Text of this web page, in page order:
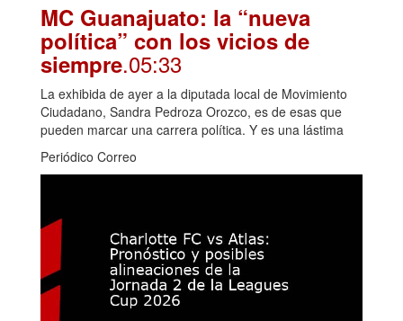
MC Guanajuato: la “nueva
política” con los vicios de
siempre.05:33
La exhibida de ayer a la diputada local de Movimiento
Ciudadano, Sandra Pedroza Orozco, es de esas que
pueden marcar una carrera política. Y es una lástima
Periódico Correo